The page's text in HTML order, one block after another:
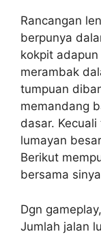
Rancangan
berpunya
kokpit adapun
merambak
tumpuan
memandang
dasar.
lumayan
Berikut
bersama
Dgn
Jumlah jalan